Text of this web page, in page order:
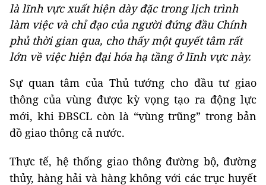
là lĩnh vực xuất hiện dày đặc trong lịch trình
làm việc và chỉ đạo của người đứng đầu Chính
phủ thời gian qua, cho thấy một quyết tâm rất
lớn về việc hiện đại hóa hạ tầng ở lĩnh vực này.
Sự quan tâm của Thủ tướng cho đầu tư giao
thông của vùng được kỳ vọng tạo ra động lực
mới, khi ĐBSCL còn là “vùng trũng” trong bản
đồ giao thông cả nước.
Thực tế, hệ thống giao thông đường bộ, đường
thủy, hàng hải và hàng không với các trục huyết